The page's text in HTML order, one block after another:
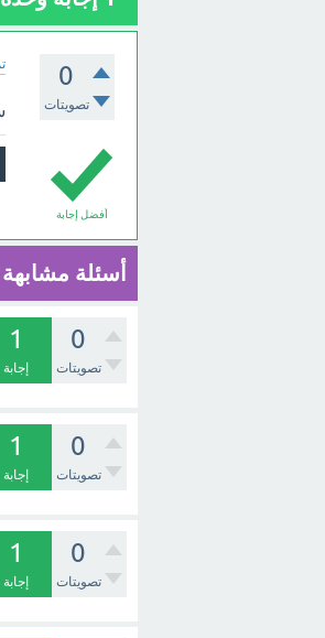
0
تصويتات
أفضل إجابة
أسئلة مشابهة
0
تصويتات
1
إجابة
0
تصويتات
1
إجابة
0
تصويتات
1
إجابة